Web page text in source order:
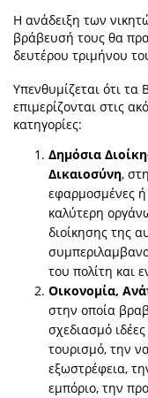
Η ανάδειξη των
βράβευσή τους θα
δευτέρου τριμήνου
Υπενθυμίζεται ότι
επιμερίζονται στις
κατηγορίες:
Δημόσια
Δικαιοσύνη,
εφαρμοσμένες ή
καλύτερη
διοίκησης της
του πολίτη και
Οικονομία,
στην οποία
σχεδιασμό
τουρισμό, την
εξωστρέφεια,
εμπόριο, την